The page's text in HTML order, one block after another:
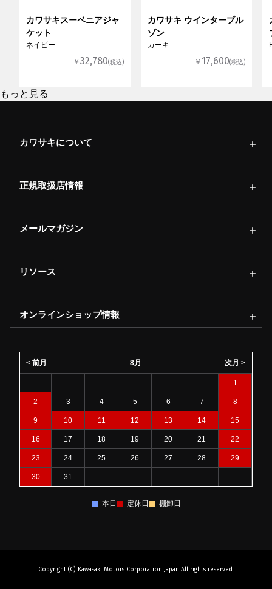
カワサキスーベニアジャ
ケット
ネイビー
￥32,780(税込)
カワサキ ウインターブル
ゾン
カーキ
￥ 17,600(税込)
もっと見る
カワサキについて
正規取扱店情報
メールマガジン
リソース
オンラインショップ情報
8月
< 前月 次月 >
1
2 3 4 5 6 7 8
9 10 11 12 13 14 15
16 17 18 19 20 21 22
23 24 25 26 27 28 29
30 31
本日 定休日 棚卸日
Copyright (C) Kawasaki Motors Corporation Japan All rights reserved.